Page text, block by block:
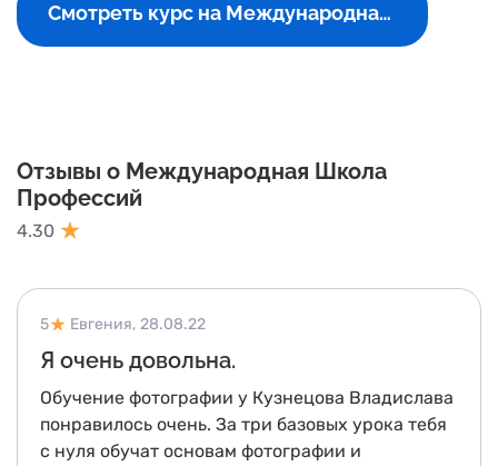
Смотреть курс на Международная Школа Профессий
Отзывы о Международная Школа
Профессий
4.30
5 28.08.22
Евгения,
Я очень довольна.
Обучение фотографии у Кузнецова Владислава
понравилось очень. За три базовых урока тебя
с нуля обучат основам фотографии и